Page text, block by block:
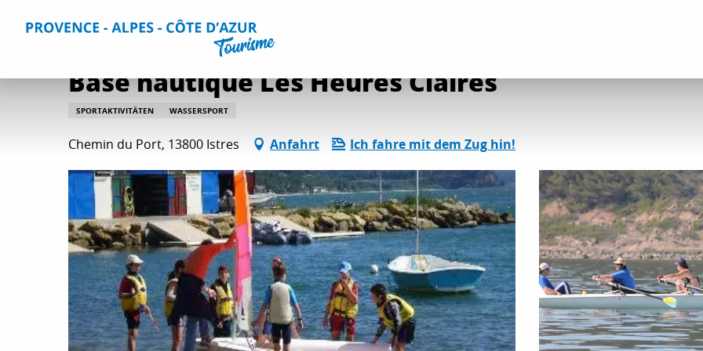
Home Aktivitäten Entspannung und Unterhaltung
Base nautique Les Heures Claires
SPORTAKTIVITÄTEN WASSERSPORT
Chemin du Port, 13800 Istres Anfahrt Ich fahre mit dem Zug hin!